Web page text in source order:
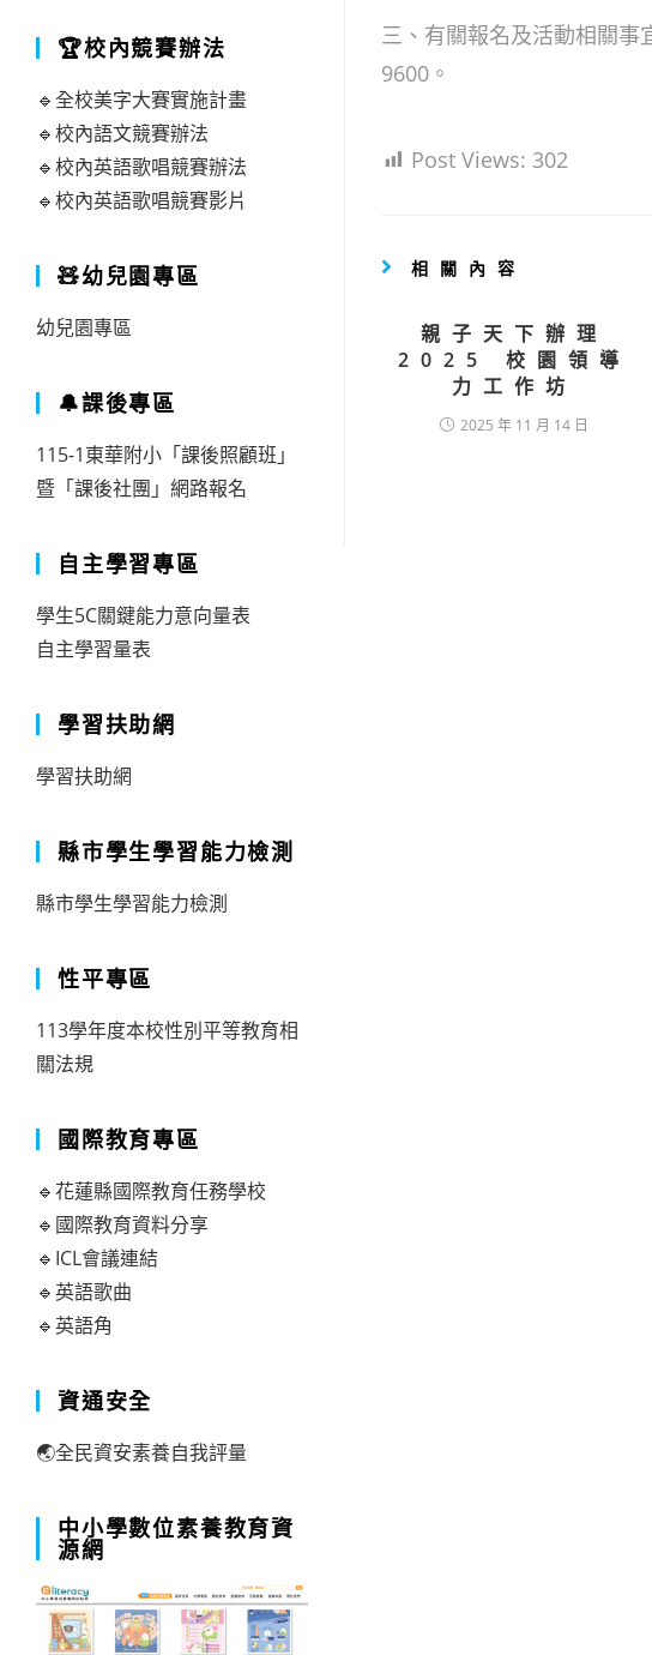
三、有關報名及活動相關事
9600。
Post Views: 302
相關內容
親子天下辦理
2025 校園領導
力工作坊
2025 年 11 月 14 日
🏆校內競賽辦法
🔹全校美字大賽實施計畫
🔹校內語文競賽辦法
🔹校內英語歌唱競賽辦法
🔹校內英語歌唱競賽影片
🧸幼兒園專區
幼兒園專區
🔔課後專區
115-1東華附小「課後照顧班」
暨「課後社團」網路報名
自主學習專區
學生5C關鍵能力意向量表
自主學習量表
學習扶助網
學習扶助網
縣市學生學習能力檢測
縣市學生學習能力檢測
性平專區
113學年度本校性別平等教育相
關法規
國際教育專區
🔹花蓮縣國際教育任務學校
🔹國際教育資料分享
🔹ICL會議連結
🔹英語歌曲
🔹英語角
資通安全
🌏全民資安素養自我評量
中小學數位素養教育資
源網